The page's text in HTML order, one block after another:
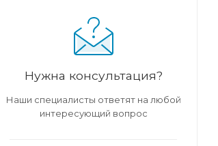
Нужна консультация?
Наши специалисты ответят на любой
интересующий вопрос